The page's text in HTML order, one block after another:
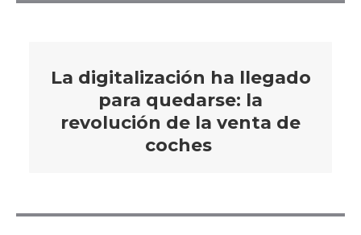
La digitalización ha llegado
para quedarse: la
revolución de la venta de
coches